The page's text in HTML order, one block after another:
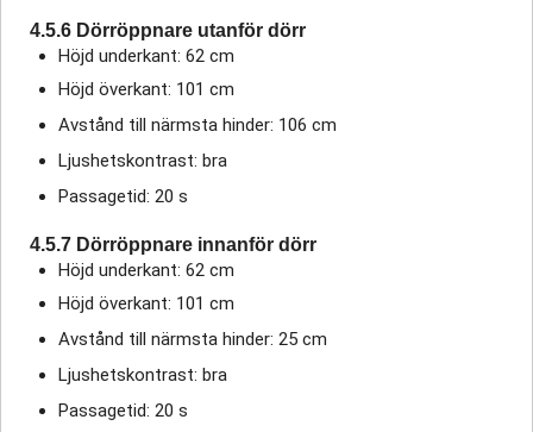
4.5.6 Dörröppnare utanför dörr
Höjd underkant: 62 cm
Höjd överkant: 101 cm
Avstånd till närmsta hinder: 106 cm
Ljushetskontrast: bra
Passagetid: 20 s
4.5.7 Dörröppnare innanför dörr
Höjd underkant: 62 cm
Höjd överkant: 101 cm
Avstånd till närmsta hinder: 25 cm
Ljushetskontrast: bra
Passagetid: 20 s